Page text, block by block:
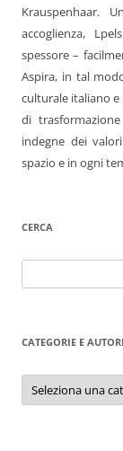
Krauspenhaar.
accoglienza,
spessore –
Aspira, in tal
culturale italiano
di
indegne dei
spazio e in ogni
CERCA
per:
CATEGORIE E AUTORI
Categorie
autori